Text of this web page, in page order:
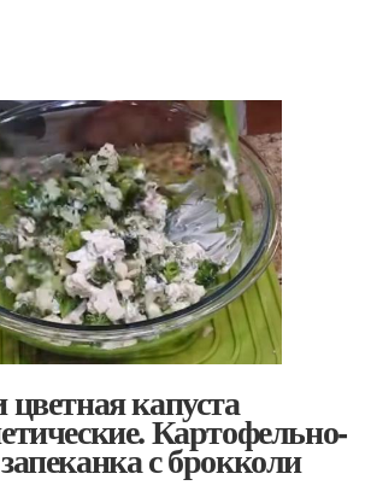
капуста
Картофельно-
с брокколи